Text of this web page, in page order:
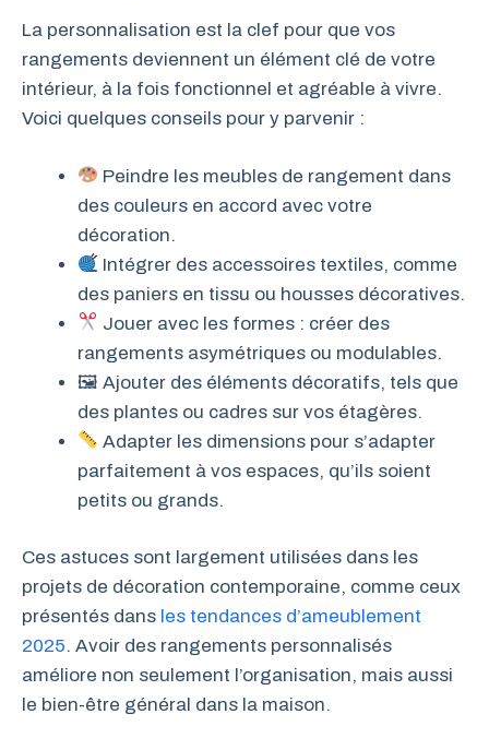
La personnalisation est la clef pour que vos
rangements deviennent un élément clé de votre
intérieur, à la fois fonctionnel et agréable à vivre.
Voici quelques conseils pour y parvenir :
Peindre les meubles de rangement dans
des couleurs en accord avec votre
décoration.
Intégrer des accessoires textiles, comme
des paniers en tissu ou housses décoratives.
Jouer avec les formes : créer des
rangements asymétriques ou modulables.
🖼 Ajouter des éléments décoratifs, tels que
des plantes ou cadres sur vos étagères.
Adapter les dimensions pour s’adapter
parfaitement à vos espaces, qu’ils soient
petits ou grands.
Ces astuces sont largement utilisées dans les
projets de décoration contemporaine, comme ceux
présentés dans les tendances d’ameublement
2025. Avoir des rangements personnalisés
améliore non seulement l’organisation, mais aussi
le bien-être général dans la maison.